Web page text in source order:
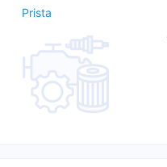
Prista